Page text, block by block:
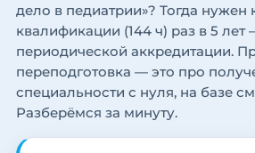
дело в педиатрии»? Тогда
квалификации (144 ч) раз в 5 лет
периодической аккредитации.
переподготовка — это про
специальности с нуля, на базе
Разберёмся за минуту.